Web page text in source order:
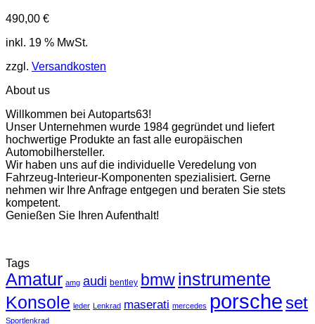
490,00 €
inkl. 19 % MwSt.
zzgl. Versandkosten
About us
Willkommen bei Autoparts63!
Unser Unternehmen wurde 1984 gegründet und liefert
hochwertige Produkte an fast alle europäischen
Automobilhersteller.
Wir haben uns auf die individuelle Veredelung von
Fahrzeug-Interieur-Komponenten spezialisiert. Gerne
nehmen wir Ihre Anfrage entgegen und beraten Sie stets
kompetent.
Genießen Sie Ihren Aufenthalt!
Tags
Amatur amg audi bentley bmwinstrumente
Konsole leder Lenkrad maserati mercedes porsche set
Sportlenkrad